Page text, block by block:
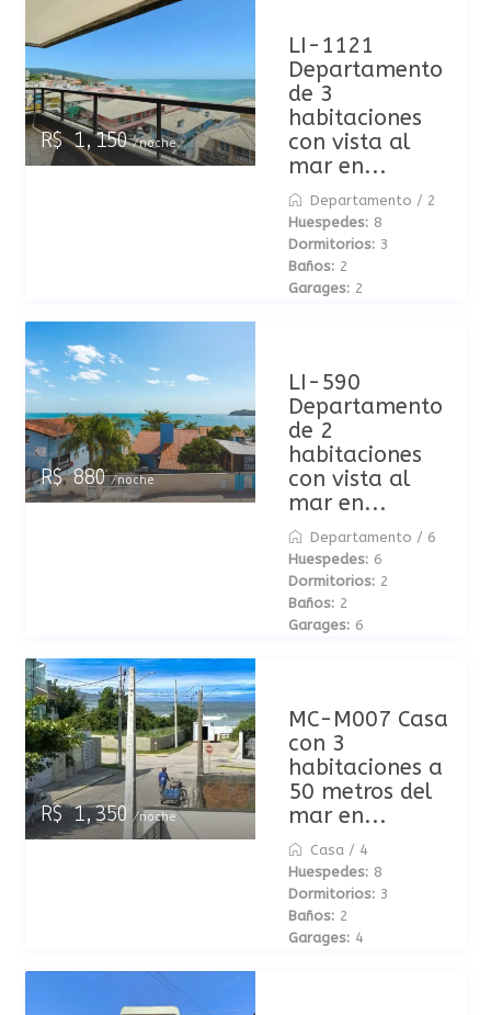
R$ 1,150/noche
LI-1121
Departamento
de 3
habitaciones
con vista al
mar en...
Departamento / 2
Huespedes: 8
Dormitorios: 3
Baños: 2
Garages: 2
R$ 880/noche
LI-590
Departamento
de 2
habitaciones
con vista al
mar en...
Departamento / 6
Huespedes: 6
Dormitorios: 2
Baños: 2
Garages: 6
R$ 1,350/noche
MC-M007 Casa
con 3
habitaciones a
50 metros del
mar en...
Casa/ 4
Huespedes: 8
Dormitorios: 3
Baños: 2
Garages: 4